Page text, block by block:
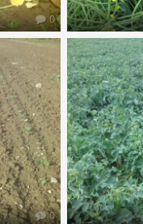
0
0